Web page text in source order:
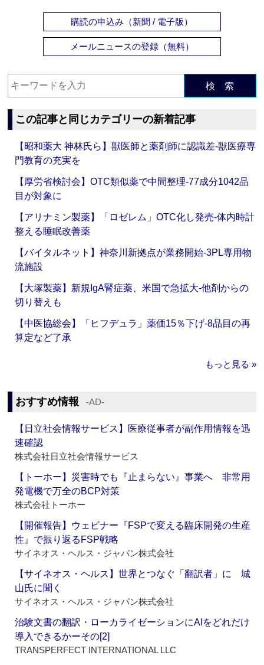
購読の申込み（新聞 / 電子版）
メールニュースの登録（無料）
検 索
この記事と同じカテゴリーの新着記事
【昭和薬大 神林氏ら】獣医師と薬剤師に認識差‐獣医療専
門教育の充実を
【厚労省検討会】OTC類似薬で中間整理‐77成分1042品
目が対象に
【アリナミン製薬】「ロゼレム」OTC化し発売‐体内時計
整える睡眠改善薬
【バイタルネット】神奈川新拠点が業務開始‐3PL専用物
流施設
【大塚製薬】新規IgA腎症薬、米国で急拡大‐他剤からの
切り替えも
【中医協総会】「ヒフデュラ」薬価15％下げ‐8品目の再
算定など了承
もっと見る »
おすすめ情報 ‐AD‐
【日立社会情報サービス】医療従事者が副作用情報を迅
速確認
株式会社日立社会情報サービス
【トーホー】災害時でも『止まらない』事業へ 非常用
発電機で万全のBCP対策
株式会社トーホー
【開催報告】ウェビナー『FSPで変える臨床開発の生産
性』で振り返るFSP戦略
サイネオス・ヘルス・ジャパン株式会社
【サイネオス・ヘルス】世界とつなぐ「翻訳者」に 城
山氏に聞く
サイネオス・ヘルス・ジャパン株式会社
治験文書の翻訳・ローカライゼーションにAIをどれだけ
導入できるかーその[2]
TRANSPERFECT INTERNATIONAL LLC